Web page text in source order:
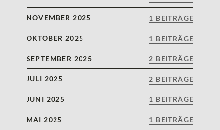
NOVEMBER 2025 1 BEITRÄGE
OKTOBER 2025 1 BEITRÄGE
SEPTEMBER 2025 2 BEITRÄGE
JULI 2025 2 BEITRÄGE
JUNI 2025 1 BEITRÄGE
MAI 2025 1 BEITRÄGE